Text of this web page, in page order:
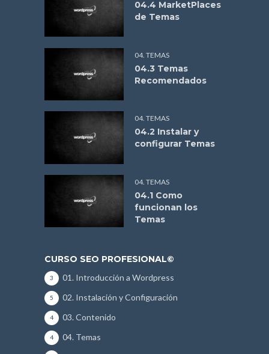
04.4 MarketPlaces
de Temas
04. TEMAS
04.3 Temas
Recomendados
04. TEMAS
04.2 Instalar y
configurar Temas
04. TEMAS
04.1 Como
funcionan los
Temas
CURSO SEO PROFESIONAL©
01. Introducción a Wordpress
3
02. Instalación y Configuración
5
03. Contenido
4
04. Temas
4